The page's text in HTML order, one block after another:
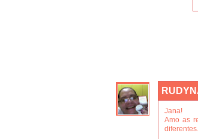
Jana!
Amo as
diferentes.